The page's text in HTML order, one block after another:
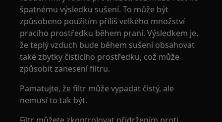
špatnému výsledku sušení. To může být
způsobeno použitím příliš velkého množství
pracího prostředku během praní. Výsledkem je,
že teplý vzduch bude během sušení obsahovat
také zbytky čisticího prostředku, což může
způsobit zanesení filtru.
Pamatujte, že filtr může vypadat čistý, ale
nemusí to tak být.